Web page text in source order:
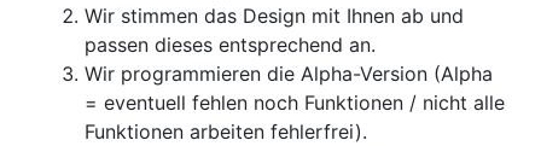
Wir stimmen das Design mit Ihnen ab und
passen dieses entsprechend an.
Wir programmieren die Alpha-Version (Alpha
= eventuell fehlen noch Funktionen / nicht alle
Funktionen arbeiten fehlerfrei).